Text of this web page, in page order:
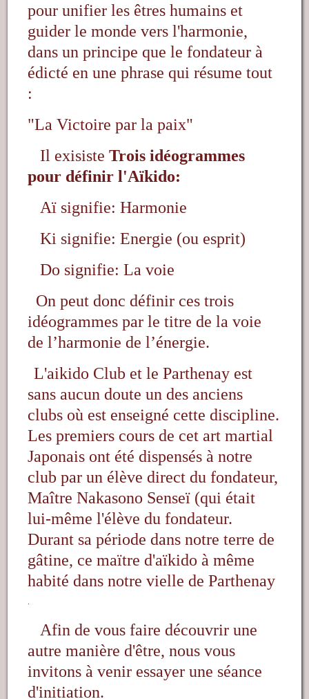
pour unifier les êtres humains et
guider le monde vers l'harmonie,
dans un principe que le fondateur à
édicté en une phrase qui résume tout
:
"La Victoire par la paix"
Il exisisteTrois idéogrammes
pour définir l'Aïkido:
Aï signifie: Harmonie
Ki signifie: Energie (ou esprit)
Do signifie: La voie
On peut donc définir ces trois
idéogrammes par le titre de la voie
de l’harmonie de l’énergie.
L'aikido Club et le Parthenay est
sans aucun doute un des anciens
clubs où est enseigné cette discipline.
Les premiers cours de cet art martial
Japonais ont été dispensés à notre
club par un élève direct du fondateur,
Maître Nakasono Senseï (qui était
lui-même l'élève du fondateur.
Durant sa période dans notre terre de
gâtine, ce maïtre d'aïkido à même
habité dans notre vielle de Parthenay
.
Afin de vous faire découvrir une
autre manière d'être, nous vous
invitons à venir essayer une séance
d'initiation.